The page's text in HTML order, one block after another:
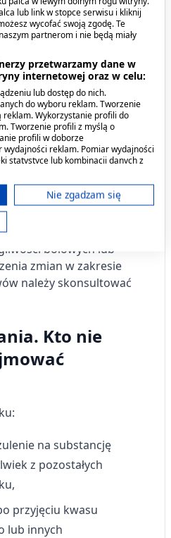
popijając
przyjmować
może nieznacznie
leku.
wykazują większą
działań niepożądanych,
stosowanie
dłużej niż 10 dni w
niż 3 dni w przypadku
lekarza. W razie
bólowych lub
zmian w zakresie
należy skonsultować
Kto nie
na substancję
z pozostałych
przyjęciu kwasu
lub innych
lub link w stopce serwisu i kliknij
wycofać swoją zgodę. Te
partnerom i nie będą miały
przetwarzamy dane w
internetowej oraz w celu:
lub dostęp do nich.
do wyboru reklam. Tworzenie
Wykorzystanie profili do
Tworzenie profili z myślą o
profili w doborze
reklam. Pomiar wydajności
statystyce lub kombinacji danych z
Europejską i wysyłane do USA.
wyłącznie tej witryny/aplikacji.
IAB)
na urządzeniu
danych do
treści
celu doboru
Nie zgadzam się